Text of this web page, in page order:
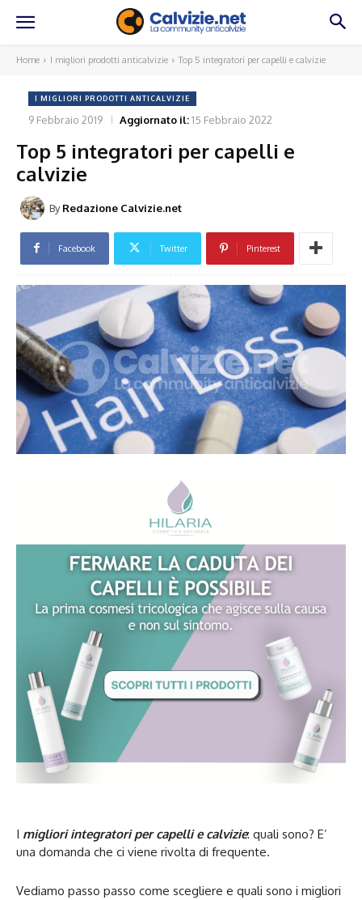
Home I migliori prodotti anticalvizie Top 5 integratori per capelli e calvizie
I MIGLIORI PRODOTTI ANTICALVIZIE
9 Febbraio 2019 Aggiornato il:15 Febbraio 2022
Top 5 integratori per capelli e
calvizie
By Redazione Calvizie.net
Facebook Twitter Pinterest
I migliori integratori per capelli e calvizie: quali sono? E’
una domanda che ci viene rivolta di frequente.
Vediamo passo passo come scegliere e quali sono i migliori